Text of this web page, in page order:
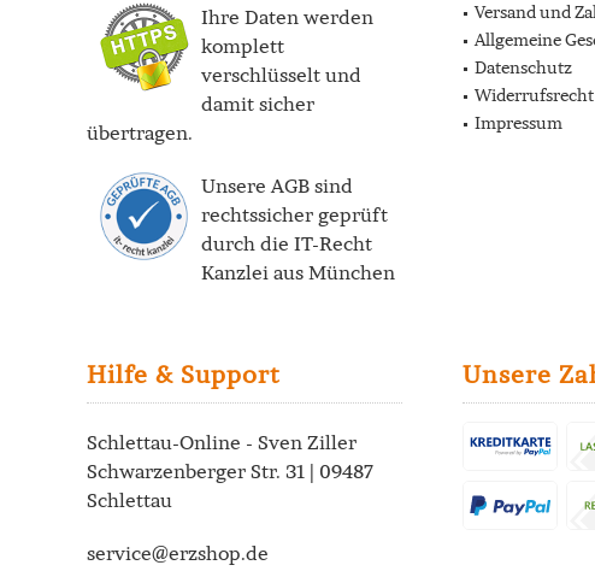
Ihre Daten werden
komplett
verschlüsselt und
damit sicher
übertragen.
Unsere AGB sind
rechtssicher geprüft
durch die IT-Recht
Kanzlei aus München
Versand und
Allgemeine
Datenschutz
Widerrufsrecht
Impressum
Hilfe & Support
Schlettau-Online - Sven Ziller
Schwarzenberger Str. 31 | 09487
Schlettau
service@erzshop.de
Unsere